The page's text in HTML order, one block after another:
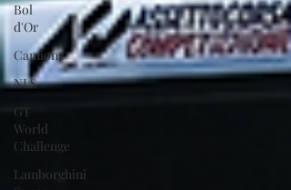
Bol
d'Or
Camions
NLS
GT
World
Challenge
Lamborghini